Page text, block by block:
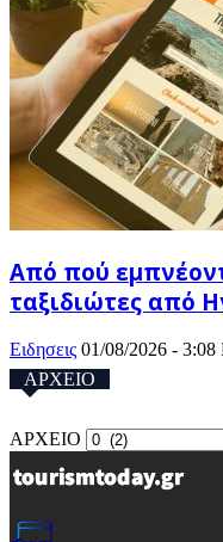
Από πού
ταξιδιώτες από
Ειδησεις 01/08/2026 -
ΑΡΧΕΙΟ
ΑΡΧΕΙΟ